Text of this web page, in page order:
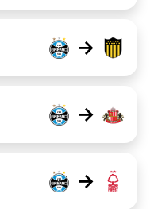
→
→
→